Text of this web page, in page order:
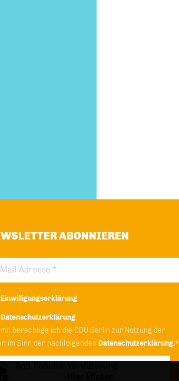
ABONNIEREN
Einwilligungserklärung
Datenschutzerklärung
berechtige ich die CDU Berlin zur Nutzung der
im Sinn der nachfolgenden Datenschutzerklärung.*